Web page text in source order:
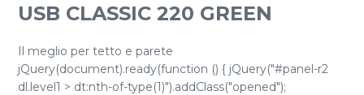
USB CLASSIC 220 GREEN
Il meglio per tetto e parete
jQuery(document).ready(function () { jQuery("#panel-r2
dl.level1 > dt:nth-of-type(1)").addClass("opened");